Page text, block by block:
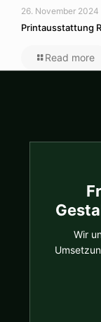
26. November 2024
Printausstattung
Read more
Wir